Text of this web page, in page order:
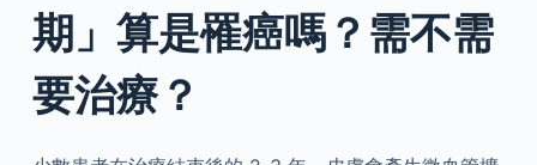
期」算是罹癌嗎？需不需
要治療？